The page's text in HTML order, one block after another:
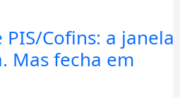
PIS/Cofins: a janela
Mas fecha em